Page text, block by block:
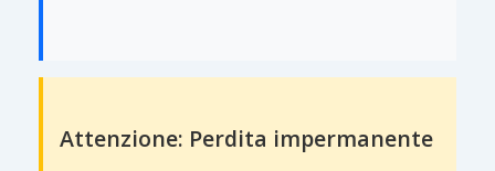
Attenzione: Perdita impermanente